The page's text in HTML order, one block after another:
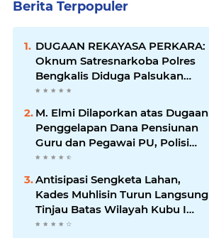
Berita Terpopuler
DUGAAN REKAYASA PERKARA:
Oknum Satresnarkoba Polres
Bengkalis Diduga Palsukan
Barang Bukti Hingga Paksa
Warga Hadir di TKP
M. Elmi Dilaporkan atas Dugaan
Penggelapan Dana Pensiunan
Guru dan Pegawai PU, Polisi
Pastikan Proses Hukum
Berjalan
Antisipasi Sengketa Lahan,
Kades Muhlisin Turun Langsung
Tinjau Batas Wilayah Kubu I
yang Diduga Diserobot PT Jatim